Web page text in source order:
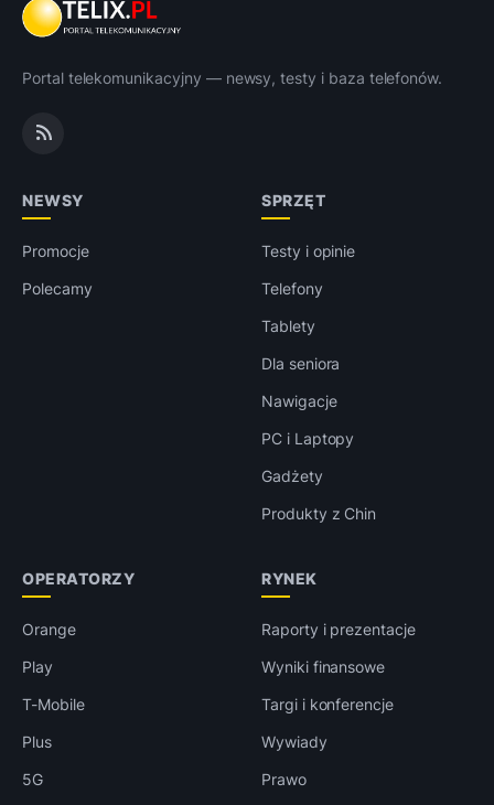
Portal telekomunikacyjny — newsy, testy i baza telefonów.
NEWSY
Promocje
Polecamy
SPRZĘT
Testy i opinie
Telefony
Tablety
Dla seniora
Nawigacje
PC i Laptopy
Gadżety
Produkty z Chin
OPERATORZY
Orange
Play
T-Mobile
Plus
5G
RYNEK
Raporty i prezentacje
Wyniki finansowe
Targi i konferencje
Wywiady
Prawo